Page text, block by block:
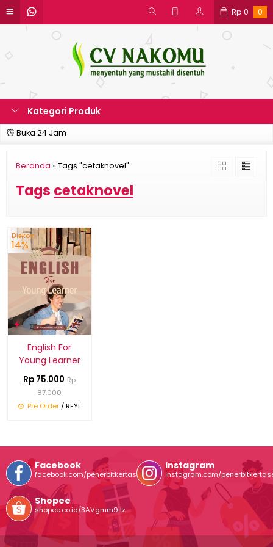
Rp 0 0
Kategori Produk
Buka 24 Jam
Beranda » Tags "cetaknovel"
Tags cetaknovel
Diskon
14%
English For
Young Learner
Rp 75.000 Rp
87.000
Pre Order/ REYL
Facebook
facebook.com/penerbitkertasentuh
Instagram
instagram.com/
Shopee
shopee.co.id/3AVgmm9ilz